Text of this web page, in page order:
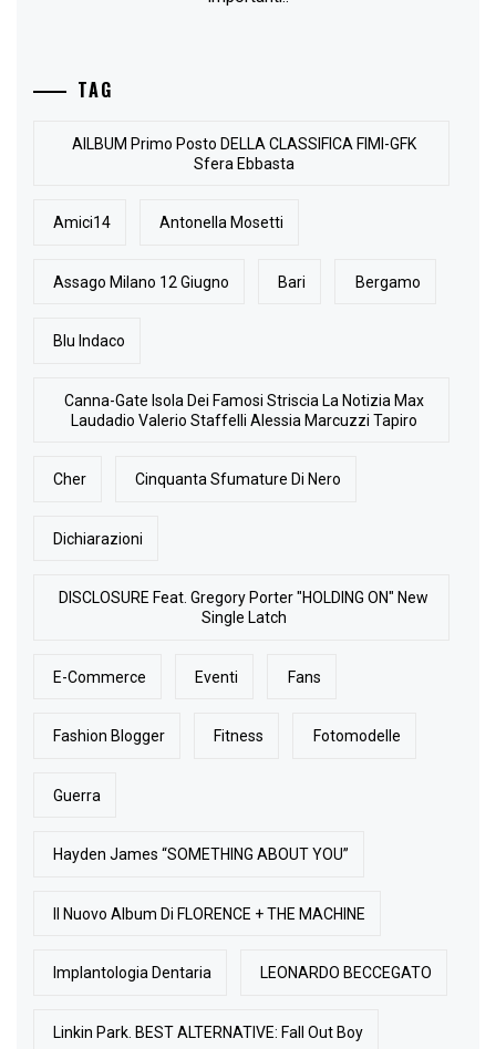
TAG
AlLBUM Primo Posto DELLA CLASSIFICA FIMI-GFK
Sfera Ebbasta
Amici14 Antonella Mosetti
Assago Milano 12 Giugno Bari Bergamo
Blu Indaco
Canna-Gate Isola Dei Famosi Striscia La Notizia Max
Laudadio Valerio Staffelli Alessia Marcuzzi Tapiro
Cher Cinquanta Sfumature Di Nero
Dichiarazioni
DISCLOSURE Feat. Gregory Porter "HOLDING ON" New
Single Latch
E-Commerce Eventi Fans
Fashion Blogger Fitness Fotomodelle
Guerra
Hayden James “SOMETHING ABOUT YOU”
Il Nuovo Album Di FLORENCE + THE MACHINE
Implantologia Dentaria LEONARDO BECCEGATO
Linkin Park. BEST ALTERNATIVE: Fall Out Boy